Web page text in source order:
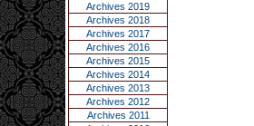
Archives 2019
Archives 2018
Archives 2017
Archives 2016
Archives 2015
Archives 2014
Archives 2013
Archives 2012
Archives 2011